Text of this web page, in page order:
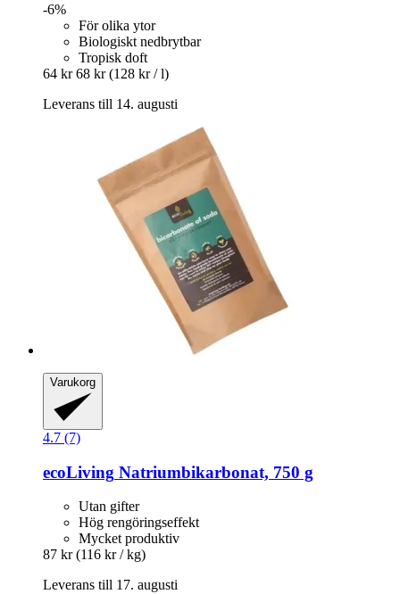
-6%
För olika ytor
Biologiskt nedbrytbar
Tropisk doft
64 kr 68 kr (128 kr / l)
Leverans till 14. augusti
Varukorg
4.7 (7)
ecoLiving Natriumbikarbonat, 750 g
Utan gifter
Hög rengöringseffekt
Mycket produktiv
87 kr (116 kr / kg)
Leverans till 17. augusti